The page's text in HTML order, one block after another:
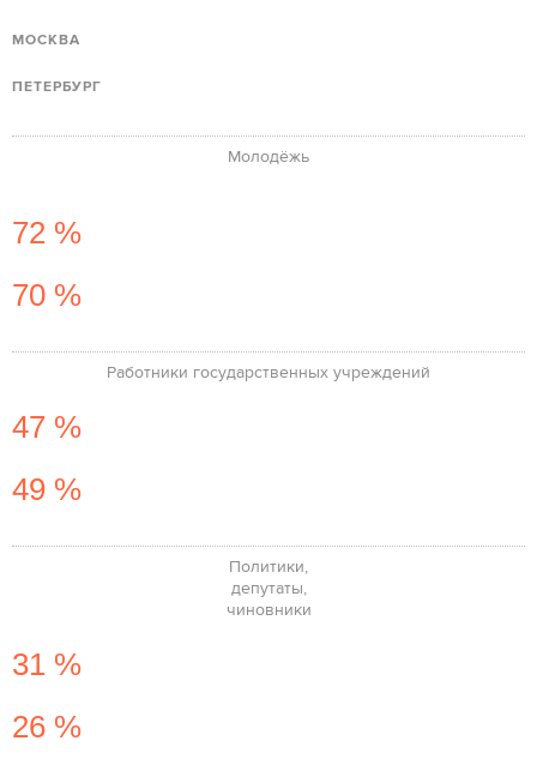
МОСКВА
ПЕТЕРБУРГ
Молодёжь
72 %
70 %
Работники государственных учреждений
47 %
49 %
Политики,
депутаты,
чиновники
31 %
26 %